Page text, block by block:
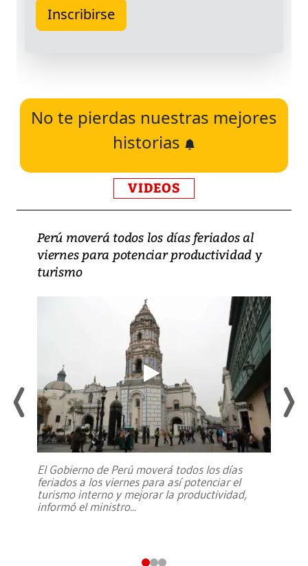
No te pierdas nuestras mejores
historias
VIDEOS
Perú moverá todos los días feriados al
viernes para potenciar productividad y
turismo
El Gobierno de Perú moverá todos los días
feriados a los viernes para así potenciar el
turismo interno y mejorar la productividad,
informó el ministro...